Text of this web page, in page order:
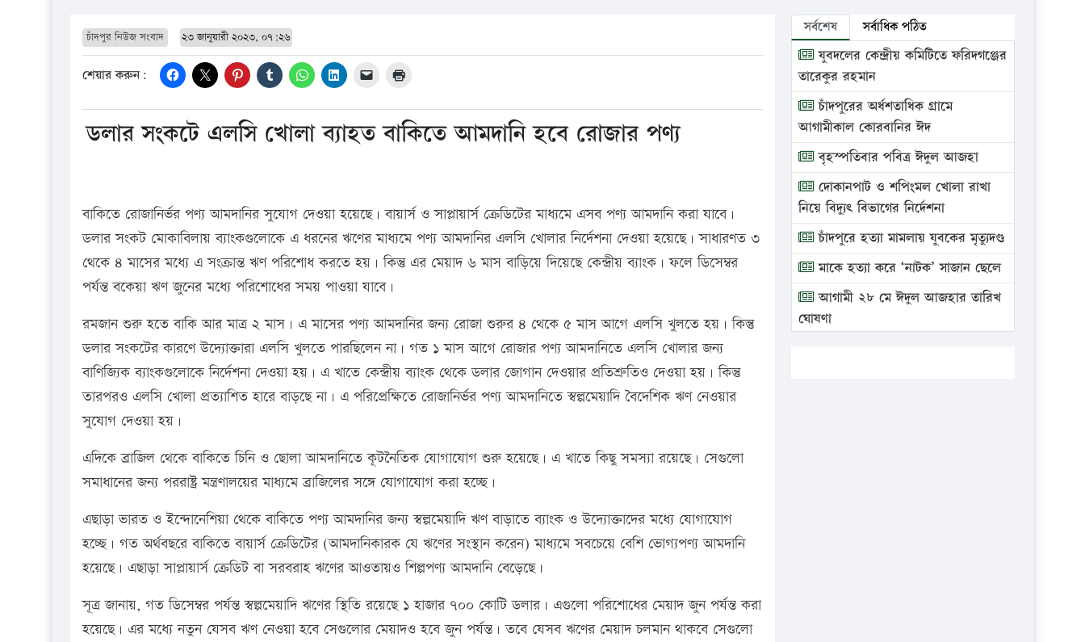
চাঁদপুর নিউজ সংবাদ ২৩ জানুয়ারী ২০২৩, ০৭:২৬
শেয়ার করুন:
ডলার সংকটে এলসি খোলা ব্যাহত বাকিতে আমদানি হবে রোজার পণ্য
বাকিতে রোজানির্ভর পণ্য আমদানির সুযোগ দেওয়া হয়েছে। বায়ার্স ও সাপ্লায়ার্স ক্রেডিটের মাধ্যমে এসব পণ্য আমদানি করা যাবে।
ডলার সংকট মোকাবিলায় ব্যাংকগুলোকে এ ধরনের ঋণের মাধ্যমে পণ্য আমদানির এলসি খোলার নির্দেশনা দেওয়া হয়েছে। সাধারণত ৩
থেকে ৪ মাসের মধ্যে এ সংক্রান্ত ঋণ পরিশোধ করতে হয়। কিন্তু এর মেয়াদ ৬ মাস বাড়িয়ে দিয়েছে কেন্দ্রীয় ব্যাংক। ফলে ডিসেম্বর
পর্যন্ত বকেয়া ঋণ জুনের মধ্যে পরিশোধের সময় পাওয়া যাবে।
রমজান শুরু হতে বাকি আর মাত্র ২ মাস। এ মাসের পণ্য আমদানির জন্য রোজা শুরুর ৪ থেকে ৫ মাস আগে এলসি খুলতে হয়। কিন্তু
ডলার সংকটের কারণে উদ্যোক্তারা এলসি খুলতে পারছিলেন না। গত ১ মাস আগে রোজার পণ্য আমদানিতে এলসি খোলার জন্য
বাণিজ্যিক ব্যাংকগুলোকে নির্দেশনা দেওয়া হয়। এ খাতে কেন্দ্রীয় ব্যাংক থেকে ডলার জোগান দেওয়ার প্রতিশ্রুতিও দেওয়া হয়। কিন্তু
তারপরও এলসি খোলা প্রত্যাশিত হারে বাড়ছে না। এ পরিপ্রেক্ষিতে রোজানির্ভর পণ্য আমদানিতে স্বল্পমেয়াদি বৈদেশিক ঋণ নেওয়ার
সুযোগ দেওয়া হয়।
এদিকে ব্রাজিল থেকে বাকিতে চিনি ও ছোলা আমদানিতে কূটনৈতিক যোগাযোগ শুরু হয়েছে। এ খাতে কিছু সমস্যা রয়েছে। সেগুলো
সমাধানের জন্য পররাষ্ট্র মন্ত্রণালয়ের মাধ্যমে ব্রাজিলের সঙ্গে যোগাযোগ করা হচ্ছে।
এছাড়া ভারত ও ইন্দোনেশিয়া থেকে বাকিতে পণ্য আমদানির জন্য স্বল্পমেয়াদি ঋণ বাড়াতে ব্যাংক ও উদ্যোক্তাদের মধ্যে যোগাযোগ
হচ্ছে। গত অর্থবছরে বাকিতে বায়ার্স ক্রেডিটের (আমদানিকারক যে ঋণের সংস্থান করেন) মাধ্যমে সবচেয়ে বেশি ভোগ্যপণ্য আমদানি
হয়েছে। এছাড়া সাপ্লায়ার্স ক্রেডিট বা সরবরাহ ঋণের আওতায়ও শিল্পপণ্য আমদানি বেড়েছে।
সূত্র জানায়, গত ডিসেম্বর পর্যন্ত স্বল্পমেয়াদি ঋণের স্থিতি রয়েছে ১ হাজার ৭০০ কোটি ডলার। এগুলো পরিশোধের মেয়াদ জুন পর্যন্ত করা
হয়েছে। এর মধ্যে নতুন যেসব ঋণ নেওয়া হবে সেগুলোর মেয়াদও হবে জুন পর্যন্ত। তবে যেসব ঋণের মেয়াদ চলমান থাকবে সেগুলো
সর্বশেষ সর্বাধিক পঠিত
যুবদলের কেন্দ্রীয় কমিটিতে ফরিদগঞ্জের
তারেকুর রহমান
চাঁদপুরের অর্ধশতাধিক গ্রামে
আগামীকাল কোরবানির ঈদ
বৃহস্পতিবার পবিত্র ঈদুল আজহা
দোকানপাট ও শপিংমল খোলা রাখা
নিয়ে বিদ্যুৎ বিভাগের নির্দেশনা
চাঁদপুরে হত্যা মামলায় যুবকের মৃত্যুদণ্ড
মাকে হত্যা করে ‘নাটক’ সাজান ছেলে
আগামী ২৮ মে ঈদুল আজহার তারিখ
ঘোষণা